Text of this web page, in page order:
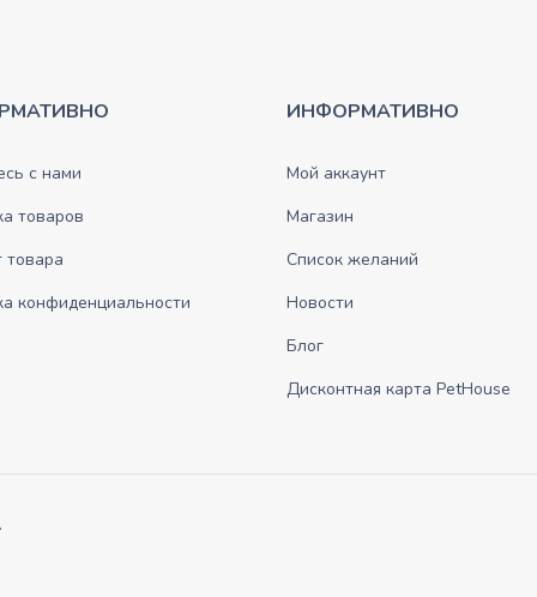
с нами
товаров
товара
конфиденциальности
ИНФОРМАТИВНО
Мой аккаунт
Магазин
Список желаний
Новости
Блог
Дисконтная карта PetHouse